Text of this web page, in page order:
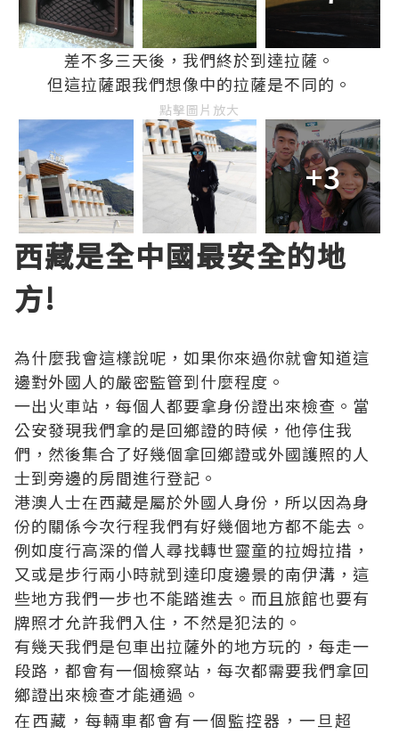
差不多三天後，我們終於到達拉薩。
但這拉薩跟我們想像中的拉薩是不同的。
點擊圖片放大
+3
西藏是全中國最安全的地
方!
為什麼我會這樣說呢，如果你來過你就會知道這
邊對外國人的嚴密監管到什麼程度。
一出火車站，每個人都要拿身份證出來檢查。當
公安發現我們拿的是回鄉證的時候，他停住我
們，然後集合了好幾個拿回鄉證或外國護照的人
士到旁邊的房間進行登記。
港澳人士在西藏是屬於外國人身份，所以因為身
份的關係今次行程我們有好幾個地方都不能去。
例如度行高深的僧人尋找轉世靈童的拉姆拉措，
又或是步行兩小時就到達印度邊景的南伊溝，這
些地方我們一步也不能踏進去。而且旅館也要有
牌照才允許我們入住，不然是犯法的。
有幾天我們是包車出拉薩外的地方玩的，每走一
段路，都會有一個檢察站，每次都需要我們拿回
鄉證出來檢查才能通過。
在西藏，每輛車都會有一個監控器，一旦超